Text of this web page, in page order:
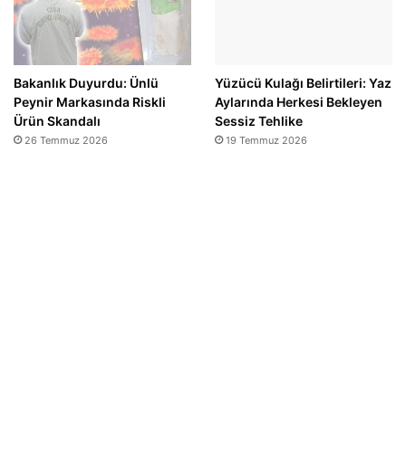
Bakanlık Duyurdu: Ünlü
Peynir Markasında Riskli
Ürün Skandalı
26 Temmuz 2026
Yüzücü Kulağı Belirtileri: Yaz
Aylarında Herkesi Bekleyen
Sessiz Tehlike
19 Temmuz 2026